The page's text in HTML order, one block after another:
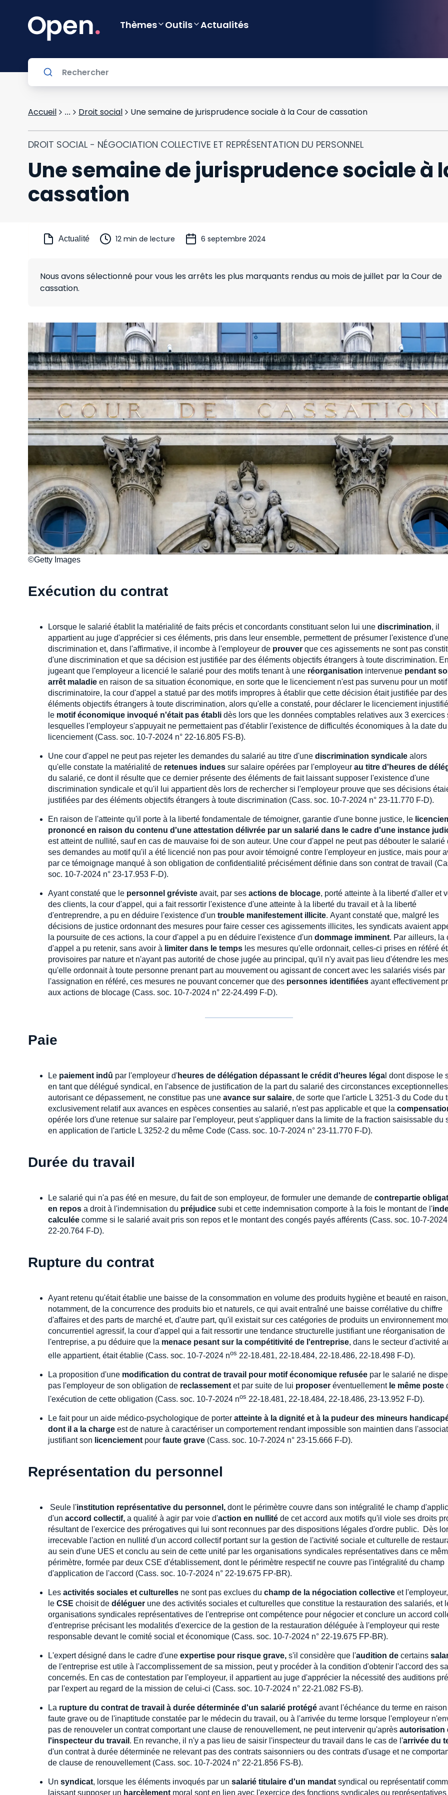
Thèmes Outils Actualités
Accueil ... Droit social Une semaine de jurisprudence sociale à la Cour de cassation
DROIT SOCIAL - NÉGOCIATION COLLECTIVE ET REPRÉSENTATION DU PERSONNEL
Une semaine de jurisprudence sociale à
cassation
Actualité 12 min de lecture 6 septembre 2024
Nous avons sélectionné pour vous les arrêts les plus marquants rendus au mois de juillet par la Cour de
cassation.
©Getty Images
Exécution du contrat
Lorsque le salarié établit la matérialité de faits précis et concordants constituant selon lui une discrimination, il
appartient au juge d'apprécier si ces éléments, pris dans leur ensemble, permettent de présumer l'existence d'une
discrimination et, dans l'affirmative, il incombe à l'employeur de prouver que ces agissements ne sont pas
d'une discrimination et que sa décision est justifiée par des éléments objectifs étrangers à toute discrimination. En
jugeant que l'employeur a licencié le salarié pour des motifs tenant à une réorganisation intervenue pendant
arrêt maladie en raison de sa situation économique, en sorte que le licenciement n'est pas survenu pour un motif
discriminatoire, la cour d'appel a statué par des motifs impropres à établir que cette décision était justifiée par des
éléments objectifs étrangers à toute discrimination, alors qu'elle a constaté, pour déclarer le licenciement
le motif économique invoqué n'était pas établi dès lors que les données comptables relatives aux 3 exercices
lesquelles l'employeur s'appuyait ne permettaient pas d'établir l'existence de difficultés économiques à la date du
licenciement (Cass. soc. 10-7-2024 n° 22-16.805 FS-B).
Une cour d'appel ne peut pas rejeter les demandes du salarié au titre d'une discrimination syndicale alors
qu'elle constate la matérialité de retenues indues sur salaire opérées par l'employeur au titre d'heures de
du salarié, ce dont il résulte que ce dernier présente des éléments de fait laissant supposer l'existence d'une
discrimination syndicale et qu'il lui appartient dès lors de rechercher si l'employeur prouve que ses décisions
justifiées par des éléments objectifs étrangers à toute discrimination (Cass. soc. 10-7-2024 n° 23-11.770 F-D).
En raison de l'atteinte qu'il porte à la liberté fondamentale de témoigner, garantie d'une bonne justice, le
prononcé en raison du contenu d'une attestation délivrée par un salarié dans le cadre d'une instance
est atteint de nullité, sauf en cas de mauvaise foi de son auteur. Une cour d'appel ne peut pas débouter le salarié
ses demandes au motif qu'il a été licencié non pas pour avoir témoigné contre l'employeur en justice, mais pour
par ce témoignage manqué à son obligation de confidentialité précisément définie dans son contrat de travail
soc. 10-7-2024 n° 23-17.953 F-D).
Ayant constaté que le personnel gréviste avait, par ses actions de blocage, porté atteinte à la liberté d'aller et
des clients, la cour d'appel, qui a fait ressortir l'existence d'une atteinte à la liberté du travail et à la liberté
d'entreprendre, a pu en déduire l'existence d'un trouble manifestement illicite. Ayant constaté que, malgré les
décisions de justice ordonnant des mesures pour faire cesser ces agissements illicites, les syndicats avaient
la poursuite de ces actions, la cour d'appel a pu en déduire l'existence d'un dommage imminent. Par ailleurs, la
d'appel a pu retenir, sans avoir à limiter dans le temps les mesures qu'elle ordonnait, celles-ci prises en référé
provisoires par nature et n'ayant pas autorité de chose jugée au principal, qu'il n'y avait pas lieu d'étendre les
qu'elle ordonnait à toute personne prenant part au mouvement ou agissant de concert avec les salariés visés par
l'assignation en référé, ces mesures ne pouvant concerner que des personnes identifiées ayant effectivement
aux actions de blocage (Cass. soc. 10-7-2024 n° 22-24.499 F-D).
Paie
Le paiement indû par l'employeur d'heures de délégation dépassant le crédit d'heures léga l dont dispose le
en tant que délégué syndical, en l'absence de justification de la part du salarié des circonstances exceptionnelles
autorisant ce dépassement, ne constitue pas une avance sur salaire, de sorte que l'article L 3251-3 du Code du
exclusivement relatif aux avances en espèces consenties au salarié, n'est pas applicable et que la
opérée lors d'une retenue sur salaire par l'employeur, peut s'appliquer dans la limite de la fraction saisissable du
en application de l'article L 3252-2 du même Code (Cass. soc. 10-7-2024 n° 23-11.770 F-D).
Durée du travail
Le salarié qui n'a pas été en mesure, du fait de son employeur, de formuler une demande de contrepartie
en repos a droit à l'indemnisation du préjudice subi et cette indemnisation comporte à la fois le montant de l'
calculée comme si le salarié avait pris son repos et le montant des congés payés afférents (Cass. soc. 10-7-2024
22-20.764 F-D).
Rupture du contrat
Ayant retenu qu'était établie une baisse de la consommation en volume des produits hygiène et beauté en raison,
notamment, de la concurrence des produits bio et naturels, ce qui avait entraîné une baisse corrélative du chiffre
d'affaires et des parts de marché et, d'autre part, qu'il existait sur ces catégories de produits un environnement
concurrentiel agressif, la cour d'appel qui a fait ressortir une tendance structurelle justifiant une réorganisation de
l'entreprise, a pu déduire que la menace pesant sur la compétitivité de l'entreprise, dans le secteur d'activité
elle appartient, était établie (Cass. soc. 10-7-2024 nos 22-18.481, 22-18.484, 22-18.486, 22-18.498 F-D).
La proposition d'une modification du contrat de travail pour motif économique refusée par le salarié ne
pas l'employeur de son obligation de reclassement et par suite de lui proposer éventuellement le même poste
l'exécution de cette obligation (Cass. soc. 10-7-2024 nos 22-18.481, 22-18.484, 22-18.486, 23-13.952 F-D).
Le fait pour un aide médico-psychologique de porter atteinte à la dignité et à la pudeur des mineurs
dont il a la charge est de nature à caractériser un comportement rendant impossible son maintien dans
justifiant son licenciementpour faute grave (Cass. soc. 10-7-2024 n° 23-15.666 F-D).
Représentation du personnel
Seule l'institution représentative du personnel, dont le périmètre couvre dans son intégralité le champ
d'un accord collectif, a qualité à agir par voie d'action en nullité de cet accord aux motifs qu'il viole ses droits
résultant de l'exercice des prérogatives qui lui sont reconnues par des dispositions légales d'ordre public. Dès
irrecevable l'action en nullité d'un accord collectif portant sur la gestion de l'activité sociale et culturelle de
au sein d'une UES et conclu au sein de cette unité par les organisations syndicales représentatives dans ce
périmètre, formée par deux CSE d'établissement, dont le périmètre respectif ne couvre pas l'intégralité du champ
d'application de l'accord (Cass. soc. 10-7-2024 n° 22-19.675 FP-BR).
Les activités sociales et culturelles ne sont pas exclues du champ de la négociation collective et
le CSE choisit de déléguer une des activités sociales et culturelles que constitue la restauration des salariés, et
organisations syndicales représentatives de l'entreprise ont compétence pour négocier et conclure un accord
d'entreprise précisant les modalités d'exercice de la gestion de la restauration déléguée à l'employeur qui reste
responsable devant le comité social et économique (Cass. soc. 10-7-2024 n° 22-19.675 FP-BR).
L'expert désigné dans le cadre d'une expertise pour risque grave, s'il considère que l'audition de certains
de l'entreprise est utile à l'accomplissement de sa mission, peut y procéder à la condition d'obtenir l'accord des
concernés. En cas de contestation par l'employeur, il appartient au juge d'apprécier la nécessité des auditions
par l'expert au regard de la mission de celui-ci (Cass. soc. 10-7-2024 n° 22-21.082 FS-B).
La rupture du contrat de travail à durée déterminée d'un salarié protégé avant l'échéance du terme en
faute grave ou de l'inaptitude constatée par le médecin du travail, ou à l'arrivée du terme lorsque l'employeur
pas de renouveler un contrat comportant une clause de renouvellement, ne peut intervenir qu'après autorisation
l'inspecteur du travail . En revanche, il n'y a pas lieu de saisir l'inspecteur du travail dans le cas de l'arrivée du
d'un contrat à durée déterminée ne relevant pas des contrats saisonniers ou des contrats d'usage et ne
de clause de renouvellement (Cass. soc. 10-7-2024 n° 22-21.856 FS-B).
Un syndicat, lorsque les éléments invoqués par un salarié titulaire d'un mandatsyndical ou représentatif
laissant supposer un harcèlement moral sont en lien avec l'exercice des fonctions syndicales ou